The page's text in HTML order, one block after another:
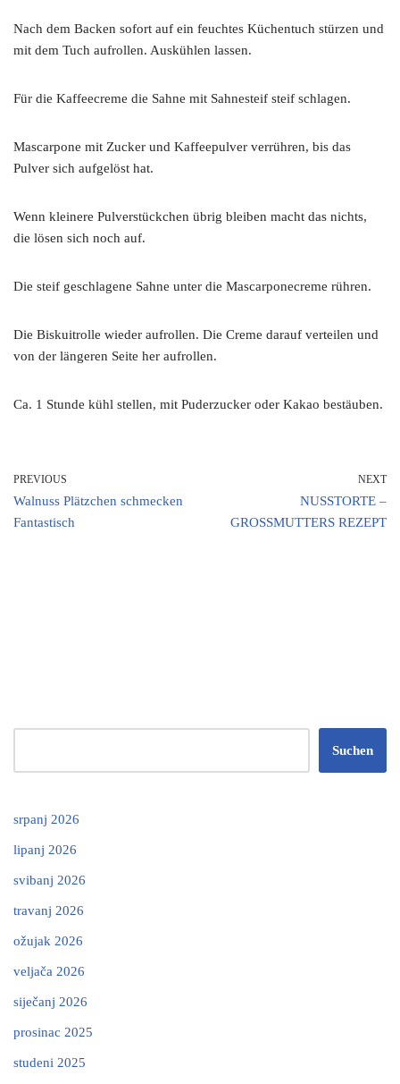
Nach dem Backen sofort auf ein feuchtes Küchentuch stürzen und
mit dem Tuch aufrollen. Auskühlen lassen.
Für die Kaffeecreme die Sahne mit Sahnesteif steif schlagen.
Mascarpone mit Zucker und Kaffeepulver verrühren, bis das
Pulver sich aufgelöst hat.
Wenn kleinere Pulverstückchen übrig bleiben macht das nichts,
die lösen sich noch auf.
Die steif geschlagene Sahne unter die Mascarponecreme rühren.
Die Biskuitrolle wieder aufrollen. Die Creme darauf verteilen und
von der längeren Seite her aufrollen.
Ca. 1 Stunde kühl stellen, mit Puderzucker oder Kakao bestäuben.
PREVIOUS
Walnuss Plätzchen schmecken
Fantastisch
NEXT
NUSSTORTE –
GROSSMUTTERS REZEPT
Suchen
srpanj 2026
lipanj 2026
svibanj 2026
travanj 2026
ožujak 2026
veljača 2026
siječanj 2026
prosinac 2025
studeni 2025